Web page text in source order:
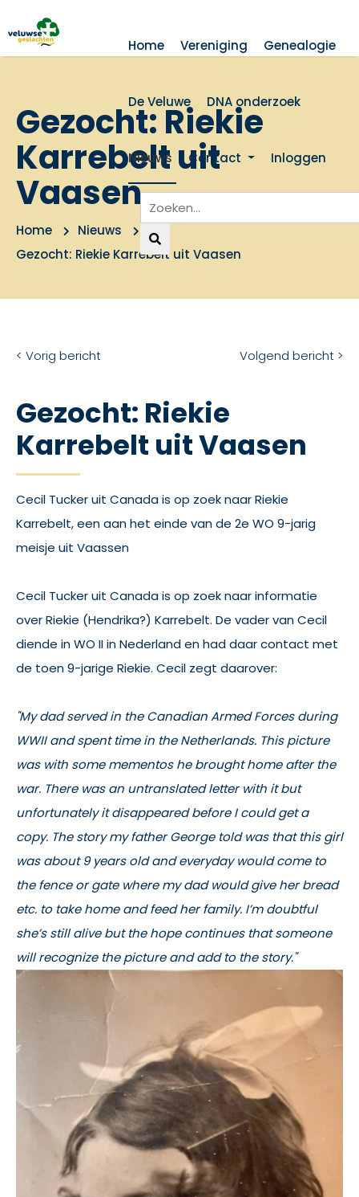
Home Vereniging Genealogie
De Veluwe DNA onderzoek
Nieuws Contact Inloggen
Gezocht: Riekie
Karrebelt uit
Vaasen
Home
Nieuws
Gezocht: Riekie Karrebelt uit Vaasen
< Vorig bericht Volgend bericht >
Gezocht: Riekie
Karrebelt uit Vaasen
Cecil Tucker uit Canada is op zoek naar Riekie
Karrebelt, een aan het einde van de 2e WO 9-jarig
meisje uit Vaassen
Cecil Tucker uit Canada is op zoek naar informatie
over Riekie (Hendrika?) Karrebelt. De vader van Cecil
diende in WO II in Nederland en had daar contact met
de toen 9-jarige Riekie. Cecil zegt daarover:
"My dad served in the Canadian Armed Forces during
WWII and spent time in the Netherlands. This picture
was with some mementos he brought home after the
war. There was an untranslated letter with it but
unfortunately it disappeared before I could get a
copy. The story my father George told was that this girl
was about 9 years old and everyday would come to
the fence or gate where my dad would give her bread
etc. to take home and feed her family. I’m doubtful
she’s still alive but the hope continues that someone
will recognize the picture and add to the story."